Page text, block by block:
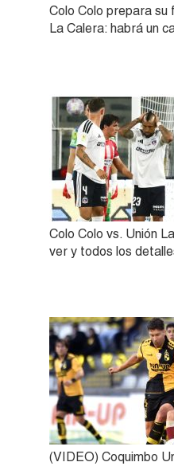
Colo Colo prepara su
La Calera: habrá un
Colo Colo vs. Unión
ver y todos los
(VIDEO) Coquimbo